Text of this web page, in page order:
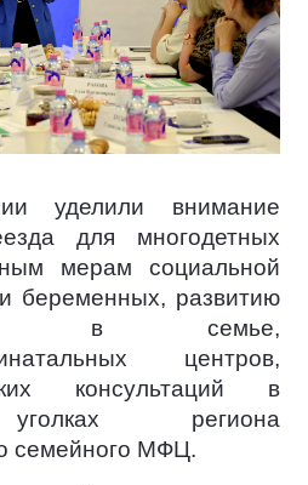
уделили внимание
для многодетных
мерам социальной
беременных, развитию
в семье,
центров,
консультаций в
региона
семейного МФЦ.